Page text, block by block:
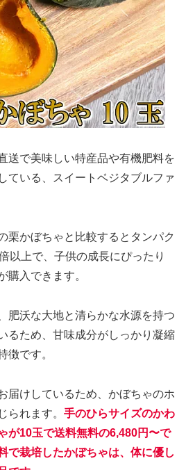
送で美味しい特産品や有機肥料を
ている、スイートベジタブルファ
栗かぼちゃと比較するとタンパク
以上で、子供の成長にぴったり
購入できます。
肥沃な大地と清らかな水源を持つ
るため、甘味成分がしっかり凝縮
徴です。
届けしているため、かぼちゃのホ
られます。 手のひらサイズのかわ
が10玉で送料無料の6,480円〜で
で栽培したかぼちゃは、体に優し